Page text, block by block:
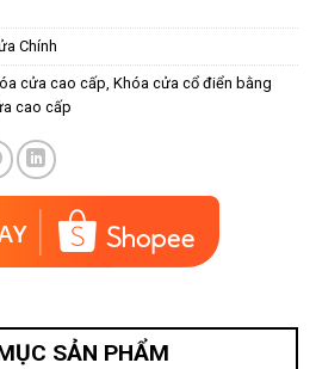
Chính
cửa cao cấp Khóa cửa cổ điển bằng
cao cấp
SẢN PHẨM